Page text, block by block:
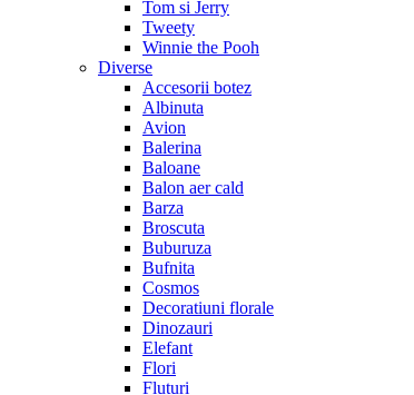
Tom si Jerry
Tweety
Winnie the Pooh
Diverse
Accesorii botez
Albinuta
Avion
Balerina
Baloane
Balon aer cald
Barza
Broscuta
Buburuza
Bufnita
Cosmos
Decoratiuni florale
Dinozauri
Elefant
Flori
Fluturi